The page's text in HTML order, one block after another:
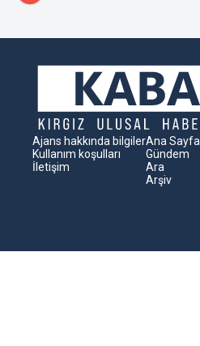
Ajans hakkında bilgiler
Kullanım koşulları
İletişim
Ana Sayfa
Gündem
Ara
Arşiv